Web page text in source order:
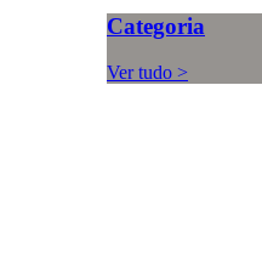
Categoria
Ver tudo >